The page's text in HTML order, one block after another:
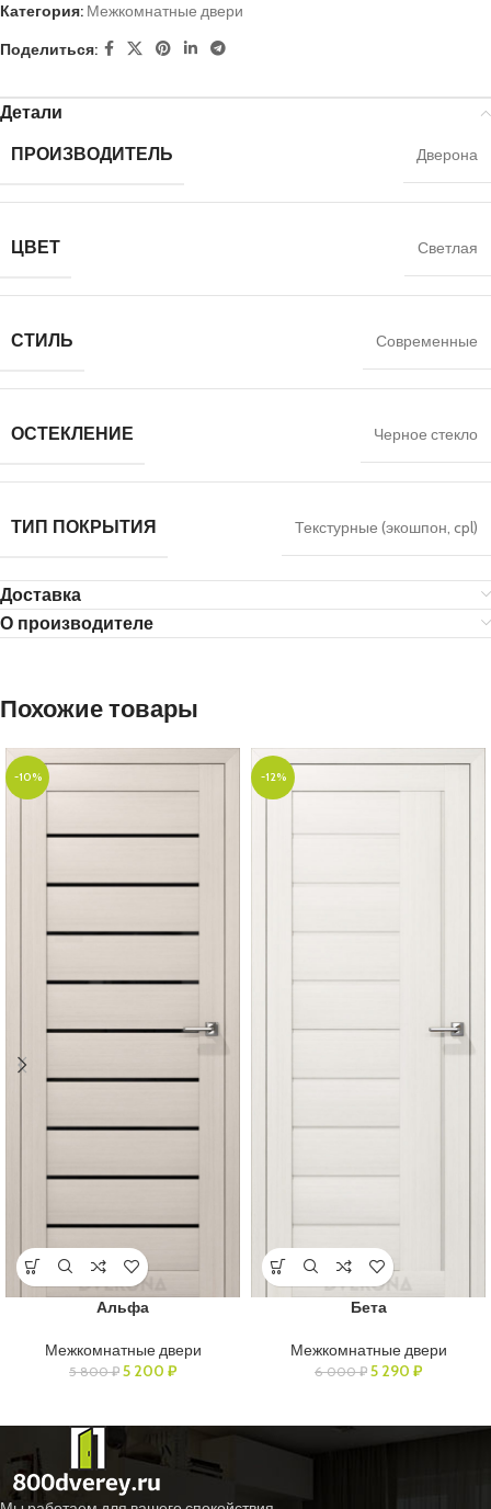
Категория: Межкомнатные двери
Поделиться:
Детали
ПРОИЗВОДИТЕЛЬ
Дверона
ЦВЕТ Светлая
СТИЛЬ Современные
ОСТЕКЛЕНИЕ Черное стекло
ТИП ПОКРЫТИЯ Текстурные (экошпон, cpl)
Доставка
О производителе
Похожие товары
-10%
Альфа
Межкомнатные двери
5 800₽ 5 200 ₽
-12%
Бета
Межкомнатные двери
6 000₽ 5 290 ₽